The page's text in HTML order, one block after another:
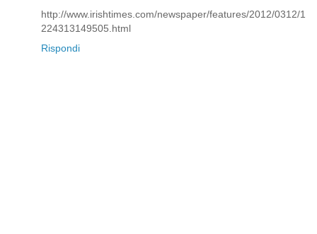
http://www.irishtimes.com/newspaper/features/2012/0312/1
224313149505.html
Rispondi